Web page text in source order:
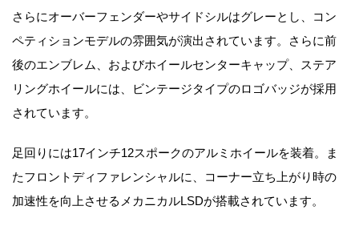
さらにオーバーフェンダーやサイドシルはグレーとし、コン
ペティションモデルの雰囲気が演出されています。さらに前
後のエンブレム、およびホイールセンターキャップ、ステア
リングホイールには、ビンテージタイプのロゴバッジが採用
されています。
足回りには17インチ12スポークのアルミホイールを装着。ま
たフロントディファレンシャルに、コーナー立ち上がり時の
加速性を向上させるメカニカルLSDが搭載されています。